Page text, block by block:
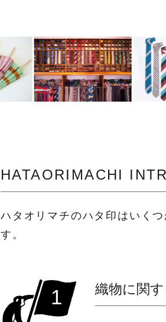
HATAORIMACHI
ハタオリマチのハタ印はいく
す。
1 織物に関